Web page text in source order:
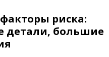
риска:
детали, большие